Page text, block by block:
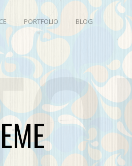
PORTFOLIO BLOG